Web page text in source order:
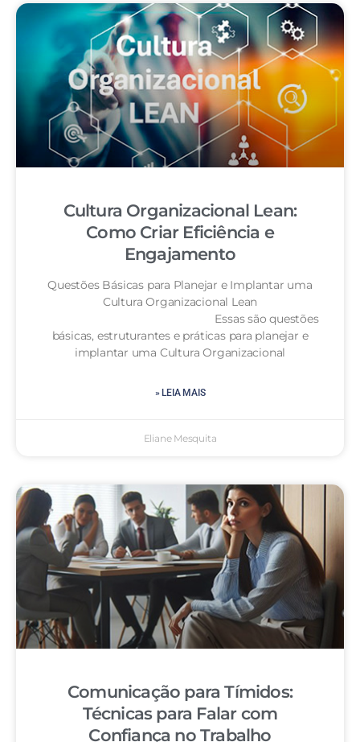
Cultura Organizacional Lean:
Como Criar Eficiência e
Engajamento
Questões Básicas para Planejar e Implantar uma
Cultura Organizacional Lean
Essas são questões
básicas, estruturantes e práticas para planejar e
implantar uma Cultura Organizacional
» LEIA MAIS
Eliane Mesquita
Comunicação para Tímidos:
Técnicas para Falar com
Confiança no Trabalho